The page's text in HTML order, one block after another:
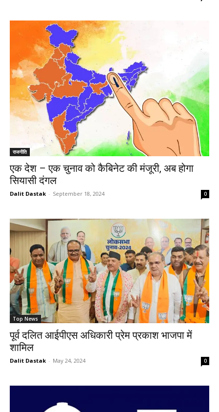
राजनीति
एक देश – एक चुनाव को कैबिनेट की मंजूरी, अब होगा
सियासी दंगल
Dalit Dastak - September 18, 2024 0
Top News
पूर्व दलित आईपीएस अधिकारी प्रेम प्रकाश भाजपा में
शामिल
Dalit Dastak - May 24, 2024 0